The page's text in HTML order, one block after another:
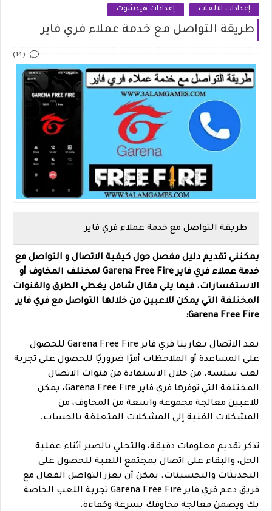
إعدادات-الالعاب إعدادات-هيدشوت
طريقة التواصل مع خدمة عملاء فري فاير
(14)
طريقة التواصل مع خدمة عملاء فري فاير
يمكنني تقديم دليل مفصل حول كيفية الاتصال و التواصل مع
خدمة عملاء فري فاير Garena Free Fire لمختلف المخاوف أو
الاستفسارات. فيما يلي مقال شامل يغطي الطرق والقنوات
المختلفة التي يمكن للاعبين من خلالها التواصل مع فري فاير
Garena Free Fire:
يعد الاتصال بـغارينا فري فاير Garena Free Fire للحصول
على المساعدة أو الملاحظات أمرًا ضروريًا للحصول على تجربة
لعب سلسة. من خلال الاستفادة من قنوات الاتصال
المختلفة التي توفرها فري فاير Garena Free Fire، يمكن
للاعبين معالجة مجموعة واسعة من المخاوف، من
المشكلات الفنية إلى المشكلات المتعلقة بالحساب.
تذكر تقديم معلومات دقيقة، والتحلي بالصبر أثناء عملية
الحل، والبقاء على اتصال بمجتمع اللعبة للحصول على
التحديثات والتحسينات. يمكن أن يعزز التواصل الفعال مع
فريق دعم فري فاير Garena Free Fire تجربة اللعب الخاصة
بك ويضمن معالجة مخاوفك بسرعة وكفاءة.